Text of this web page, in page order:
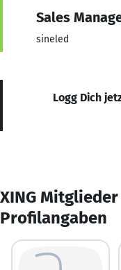
Sales
sineled
Logg Dich
XING
Profilangaben